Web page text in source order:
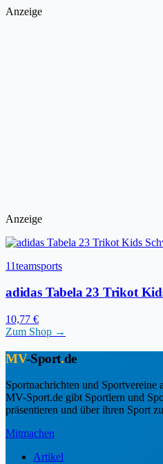
Anzeige
Anzeige
11teamsports
adidas Tabela 23 Trikot
10,77 €
Zum Shop →
MV-Sport.de
Sportnachrichten und Sportvereine
MV-Sport.de gibt Sportlern und
präsentieren und über ihren Sport
Mitmachen
Artikel